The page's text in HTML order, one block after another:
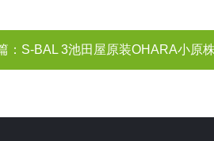
： S-BAL 3池田屋原装OHARA小原